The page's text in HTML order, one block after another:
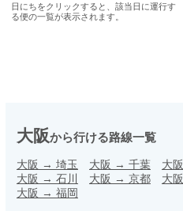
日にちをクリックすると、該当日に運行す
る便の一覧が表示されます。
大阪から行ける路線一覧
大阪 → 埼玉 大阪 → 千葉 大阪
大阪 → 石川 大阪 → 京都 大阪
大阪 → 福岡